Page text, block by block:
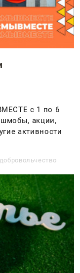
с 1 по 6
акции,
активности
добровольчество